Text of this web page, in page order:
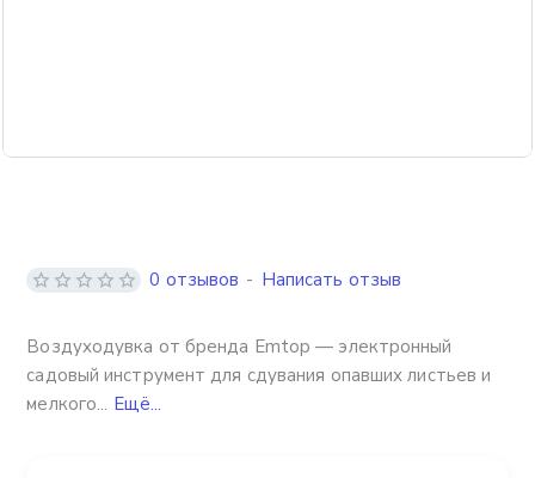
Воздуходувка от бренда Emtop — электронный
садовый инструмент для сдувания опавших листьев и
мелкого... Ещё...
0 отзывов - Написать отзыв